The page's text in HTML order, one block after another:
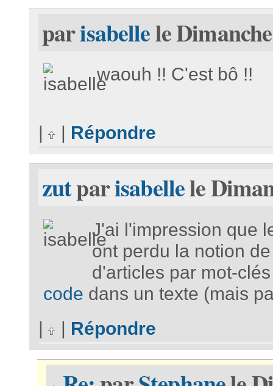
parisabellele
waouh !! C'est bô !!
Répondre
zutparisabellele
J'ai l'impression que
ont perdu la notion
d'articles par mot-
code dans un texte (mais
|
| Répondre